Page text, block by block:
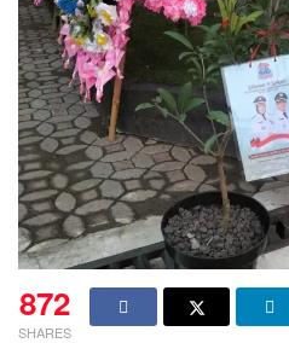
872
SHARES